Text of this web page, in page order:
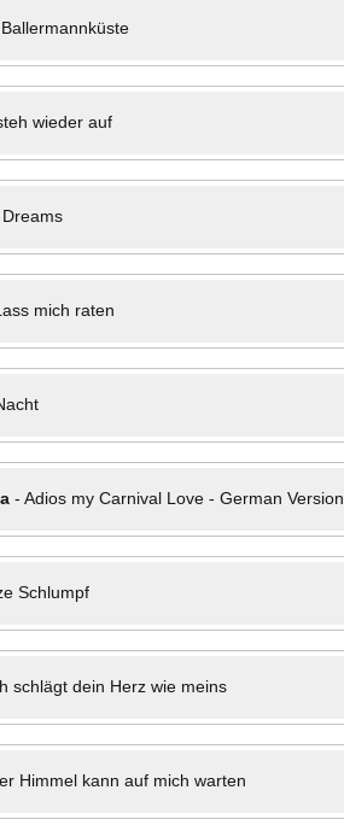
wieder auf
Lass mich raten
- Adios my Carnival Love - German Version
Schlumpf
schlägt dein Herz wie meins
Himmel kann auf mich warten